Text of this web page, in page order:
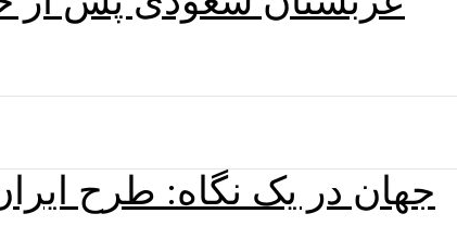
جهان در یک نگاه: طرح